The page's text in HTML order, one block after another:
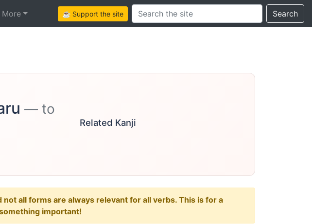
More ☕ Support the siteSearch this site Search
— to
Related Kanji
all forms are always relevant for all verbs. This is for a
important!